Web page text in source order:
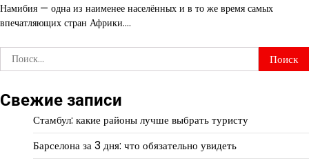
Намибия — одна из наименее населённых и в то же время самых
впечатляющих стран Африки.…
Найти:
Свежие записи
Стамбул: какие районы лучше выбрать туристу
Барселона за 3 дня: что обязательно увидеть